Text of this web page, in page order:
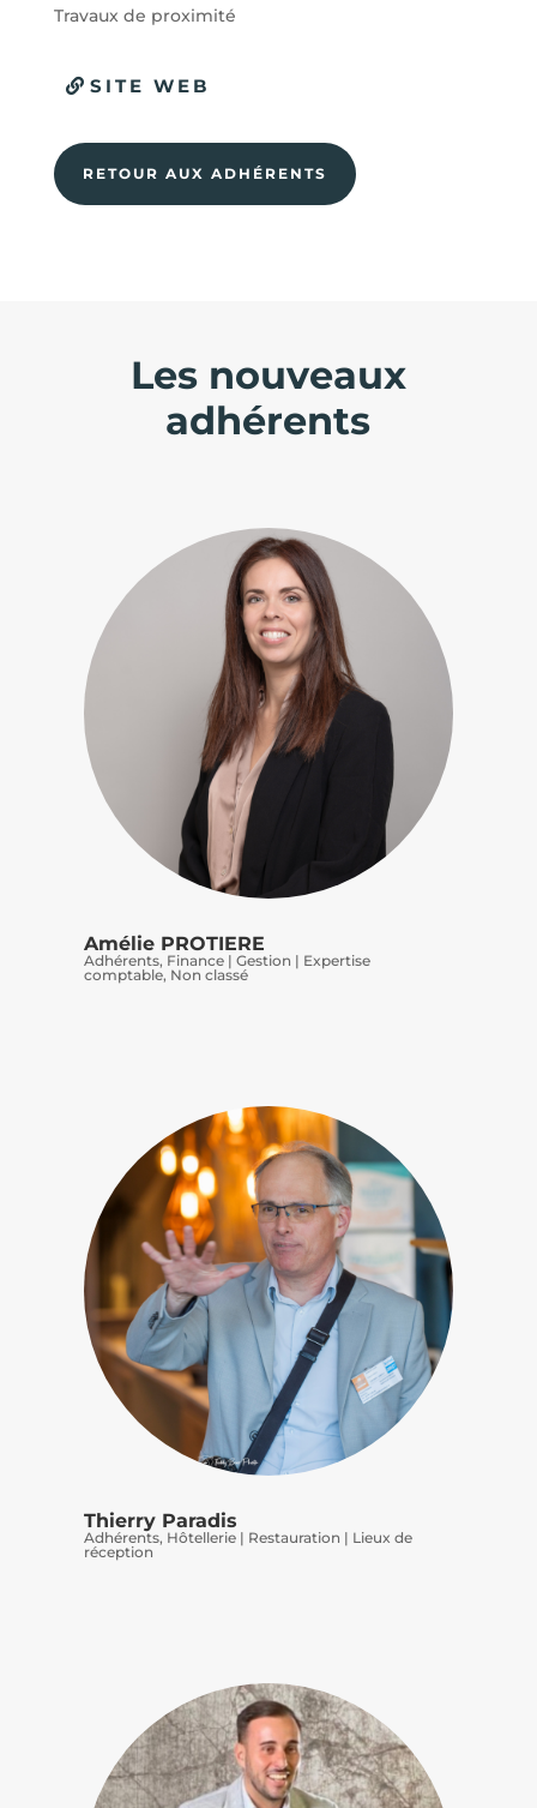
Travaux de proximité
SITE WEB
RETOUR AUX ADHÉRENTS
Les nouveaux
adhérents
Amélie PROTIERE
Adhérents, Finance | Gestion | Expertise
comptable, Non classé
Thierry Paradis
Adhérents, Hôtellerie | Restauration | Lieux de
réception